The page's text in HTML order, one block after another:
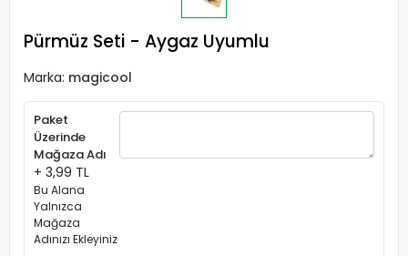
Pürmüz Seti - Aygaz Uyumlu
Marka: magicool
Paket
Üzerinde
Mağaza Adı
+ 3,99 TL
Bu Alana
Yalnızca
Mağaza
Adınızı Ekleyiniz